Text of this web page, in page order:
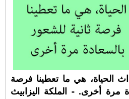
الحياة، هي ما تعطينا فرصة
مرة أخرى. - الملكة اليزابيث